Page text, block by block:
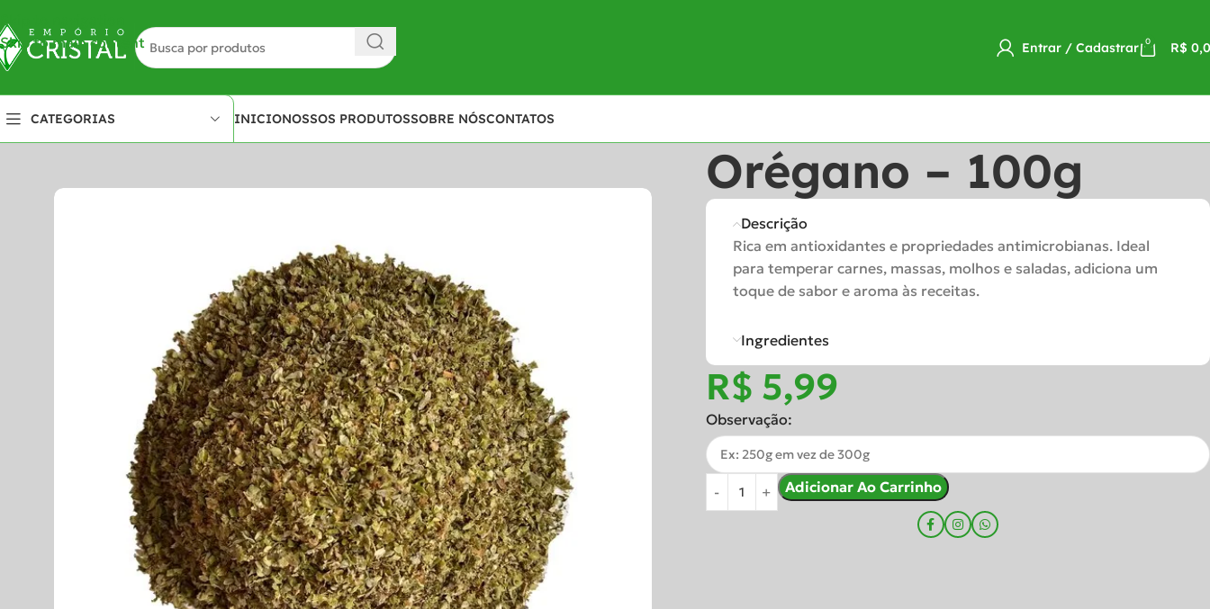
Skip to navigation
Skip to main content
Entrar / Cadastrar 0 R$
CATEGORIAS INICIONOSSOS PRODUTOSSOBRE NÓSCONTATOS
Orégano – 100g
Descrição
Rica em antioxidantes e propriedades antimicrobianas. Ideal
para temperar carnes, massas, molhos e saladas, adiciona um
toque de sabor e aroma às receitas.
Ingredientes
R$
Observação:
Adicionar Ao Carrinho